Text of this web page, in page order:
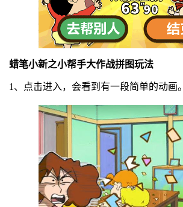
蜡笔小新之小帮手大作战拼图玩法
1、点击进入，会看到有一段简单的动画。